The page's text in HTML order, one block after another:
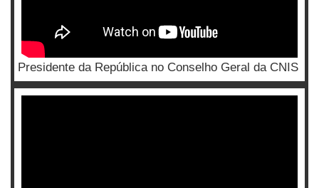
Presidente da República no Conselho Geral da CNIS